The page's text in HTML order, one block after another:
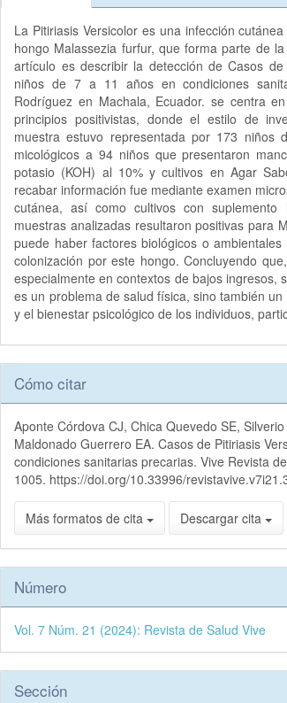
La Pitiriasis Versicolor es una infección
hongo Malassezia furfur, que forma parte de
artículo es describir la detección de Casos
niños de 7 a 11 años en condiciones
Rodríguez en Machala, Ecuador. se centra
principios positivistas, donde el estilo de
muestra estuvo representada por 173
micológicos a 94 niños que presentaron
potasio (KOH) al 10% y cultivos en Agar
recabar información fue mediante examen
cutánea, así como cultivos con
muestras analizadas resultaron positivas para
puede haber factores biológicos o
colonización por este hongo. Concluyendo
especialmente en contextos de bajos ingresos,
es un problema de salud física, sino también
y el bienestar psicológico de los individuos,
Detalles
del
artículo
Cómo citar
Aponte Córdova CJ, Chica Quevedo SE,
Maldonado Guerrero EA. Casos de Pitiriasis
condiciones sanitarias precarias. Vive Revista
1005. https://doi.org/10.33996/
Más formatos de cita Descargar cita
Número
Vol. 7 Núm. 21 (2024): Revista de Salud Vive
Sección